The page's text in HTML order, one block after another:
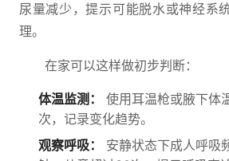
尿量减少，提示可能脱水或神经系
理。
在家可以这样做初步判断：
体温监测：
使用耳温枪或腋下体
次，记录变化趋势。
观察呼吸：
安静状态下成人呼吸